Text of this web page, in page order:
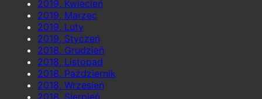
2019, Kwiecień
2019, Marzec
2019, Luty
2019, Styczeń
2018, Grudzień
2018, Listopad
2018, Październik
2018, Wrzesień